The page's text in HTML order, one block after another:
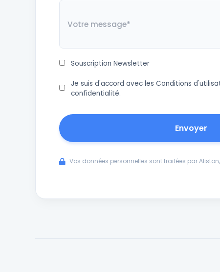
Souscription Newsletter
Je suis d'accord avec les Conditions
confidentialité.
Vos données personnelles sont traitées par